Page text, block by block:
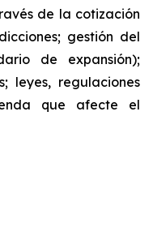
de la cotización
gestión del
de expansión);
leyes, regulaciones
que afecte el